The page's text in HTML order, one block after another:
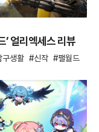
’ 얼리엑세스 리뷰
구생활 신작 팰월드